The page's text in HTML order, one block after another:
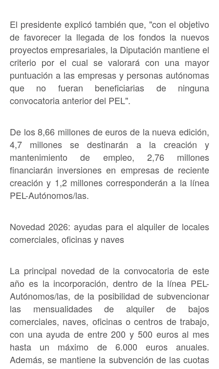
El presidente explicó también que, "con el objetivo
de favorecer la llegada de los fondos la nuevos
proyectos empresariales, la Diputación mantiene el
criterio por el cual se valorará con una mayor
puntuación a las empresas y personas autónomas
que no fueran beneficiarias de ninguna
convocatoria anterior del PEL".
De los 8,66 millones de euros de la nueva edición,
4,7 millones se destinarán a la creación y
mantenimiento de empleo, 2,76 millones
financiarán inversiones en empresas de reciente
creación y 1,2 millones corresponderán a la línea
PEL-Autónomos/las.
Novedad 2026: ayudas para el alquiler de locales
comerciales, oficinas y naves
La principal novedad de la convocatoria de este
año es la incorporación, dentro de la línea PEL-
Autónomos/las, de la posibilidad de subvencionar
las mensualidades de alquiler de bajos
comerciales, naves, oficinas o centros de trabajo,
con una ayuda de entre 200 y 500 euros al mes
hasta un máximo de 6.000 euros anuales.
Además, se mantiene la subvención de las cuotas